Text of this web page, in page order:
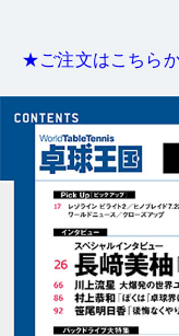
★ご注文はこちら